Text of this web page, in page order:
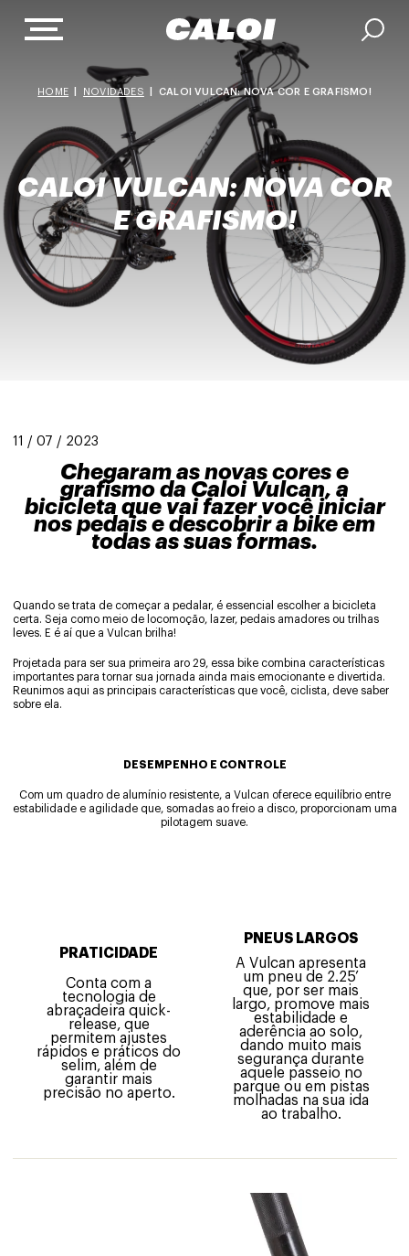
HOME NOVIDADES CALOI VULCAN: NOVA COR E GRAFISMO!
CALOI VULCAN: NOVA COR
E GRAFISMO!
11 / 07 / 2023
Chegaram as novas cores e
grafismo da Caloi Vulcan, a
bicicleta que vai fazer você iniciar
nos pedais e descobrir a bike em
todas as suas formas.
Quando se trata de começar a pedalar, é essencial escolher a bicicleta
certa. Seja como meio de locomoção, lazer, pedais amadores ou trilhas
leves. E é aí que a Vulcan brilha!
Projetada para ser sua primeira aro 29, essa bike combina características
importantes para tornar sua jornada ainda mais emocionante e divertida.
Reunimos aqui as principais características que você, ciclista, deve saber
sobre ela.
DESEMPENHO E CONTROLE
Com um quadro de alumínio resistente, a Vulcan oferece equilíbrio entre
estabilidade e agilidade que, somadas ao freio a disco, proporcionam uma
pilotagem suave.
PRATICIDADE
Conta com a
tecnologia de
abraçadeira quick-
release, que
permitem ajustes
rápidos e práticos do
selim, além de
garantir mais
precisão no aperto.
PNEUS LARGOS
A Vulcan apresenta
um pneu de 2.25’
que, por ser mais
largo, promove mais
estabilidade e
aderência ao solo,
dando muito mais
segurança durante
aquele passeio no
parque ou em pistas
molhadas na sua ida
ao trabalho.